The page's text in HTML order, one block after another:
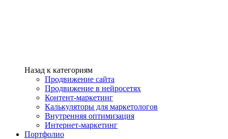
Назад к категориям
Продвижение сайта
Продвижение в нейросетях
Контент-маркетинг
Калькуляторы для маркетологов
Внутренняя оптимизация
Интернет-маркетинг
Портфолио